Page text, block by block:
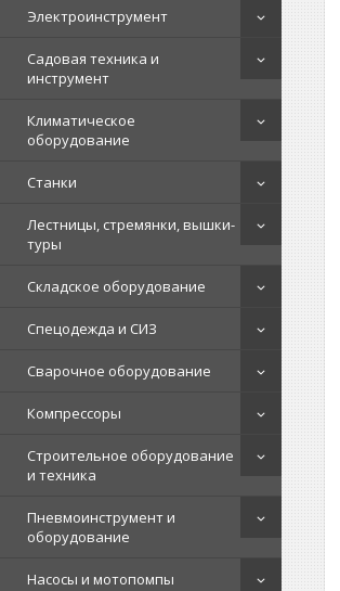
Электроинструмент
Садовая техника и
инструмент
Климатическое
оборудование
Станки
Лестницы, стремянки, вышки-
туры
Складское оборудование
Спецодежда и СИЗ
Сварочное оборудование
Компрессоры
Строительное оборудование
и техника
Пневмоинструмент и
оборудование
Насосы и мотопомпы